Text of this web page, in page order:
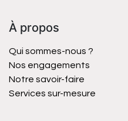
À propos
Qui sommes-nous ?
Nos engagements
Notre savoir-faire
Services sur-mesure